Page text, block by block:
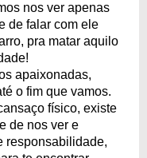
nos ver apenas
de falar com ele
pra matar aquilo
apaixonadas,
o fim que vamos.
físico, existe
de nos ver e
responsabilidade,